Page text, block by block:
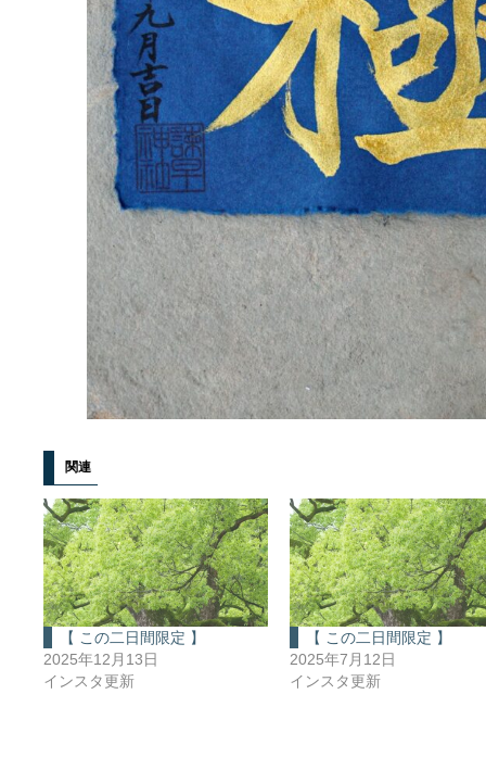
関連
【 この二日間限定 】
2025年12月13日
インスタ更新
【 この二日間限定 】
2025年7月12日
インスタ更新